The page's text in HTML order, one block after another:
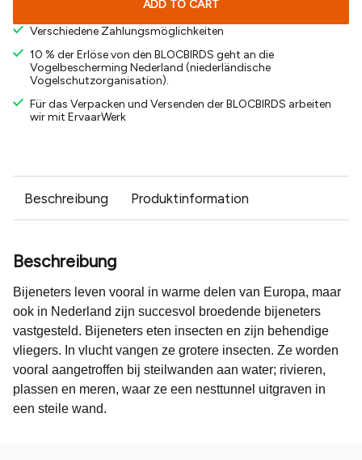
ADD TO CART
Verschiedene Zahlungsmöglichkeiten
10 % der Erlöse von den BLOCBIRDS geht an die
Vogelbescherming Nederland (niederländische
Vogelschutzorganisation).
Für das Verpacken und Versenden der BLOCBIRDS arbeiten
wir mit ErvaarWerk
Beschreibung Produktinformation
Beschreibung
Bijeneters leven vooral in warme delen van Europa, maar
ook in Nederland zijn succesvol broedende bijeneters
vastgesteld. Bijeneters eten insecten en zijn behendige
vliegers. In vlucht vangen ze grotere insecten. Ze worden
vooral aangetroffen bij steilwanden aan water; rivieren,
plassen en meren, waar ze een nesttunnel uitgraven in
een steile wand.